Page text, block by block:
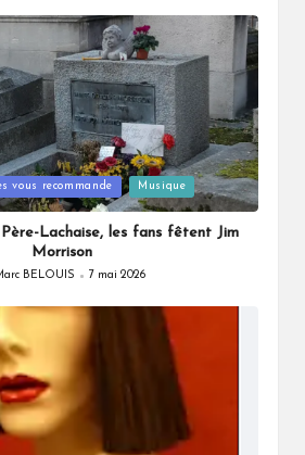
vous recommande Musique
Lachaise, les fans fêtent Jim
Morrison
BELOUIS 7 mai 2026